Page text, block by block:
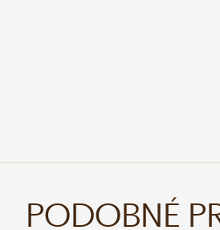
PODOBNÉ